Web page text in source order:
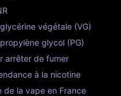
végétale (VG)
glycol (PG)
arrêter de fumer
à la nicotine
de la vape en France